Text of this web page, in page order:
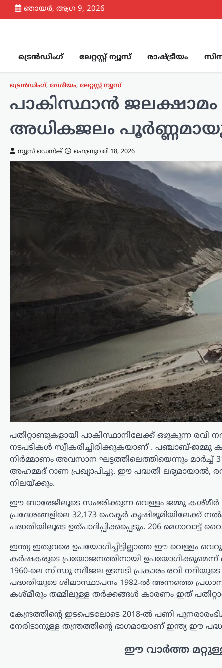
Skip
to
ഞായർ, ആഗ 9, 2026
ട്രെൻഡിംഗ് ലേറ്റസ്റ്റ് ന്യൂസ് രാഷ്ട്രീയം
ട്രെൻഡിംഗ്, ദേശീയം, ലേറ്റസ്റ്റ് ന്യൂസ്
പാകിസ്ഥാൻ ജലക്ഷാമം
അധികജലം
ന്യൂസ് ഡെസ്ക് ഫെബ്രുവരി 18, 2026
പതിറ്റാണ്ടുകളായി പാകിസ്ഥാനിലേക്ക് ഒഴുകുന്ന രവി
നടപടികൾ സ്വീകരിച്ചിരിക്കുകയാണ് . പഞ്ചാബ്-ജമ്മു
നിർമ്മാണം അവസാന ഘട്ടത്തിലെത്തിയെന്നും മാർച്ച്
അഹമ്മദ് റാണ പ്രഖ്യാപിച്ചു. ഈ പദ്ധതി ലഭ്യമായാൽ,
നിലയ്ക്കും.
ഈ ബാരേജിലൂടെ സംഭരിക്കുന്ന വെള്ളം ജമ്മു
പ്രദേശങ്ങളിലെ 32,173 ഹെക്ടർ
പദ്ധതിയിലൂടെ ഉത്പാദിപ്പിക്കപ്പെടും. 206 മെഗാവാട്ട്
ഇന്ത്യ ഇതുവരെ ഉപയോഗിച്ചിട്ടില്ലാത്ത ഈ വെള്ളം
കർഷകരുടെ പ്രയോജനത്തിനായി ഉപയോഗിക്കുമെന്ന്
1960-ലെ സിന്ധു നദീജല ഉടമ്പടി പ്രകാരം രവി
പദ്ധതിയുടെ ശിലാസ്ഥാപനം 1982-ൽ അന്നത്തെ
കശ്മീരും തമ്മിലുള്ള തർക്കങ്ങൾ കാരണം ഇത്
കേന്ദ്രത്തിന്റെ ഇടപെടലോടെ 2018-ൽ പണി
നേരിടാനുള്ള തന്ത്രത്തിന്റെ ഭാഗമായാണ് ഇന്ത്യ ഈ
ഈ വാർത്ത
കേരളം,വാർത്തകൾ
അർജുൻ
ആയങ്കിക്കായി ക്രൗഡ്
ഫണ്ടിങ്; 16,000 രൂപ
ലഭിച്ചതായി സഹോദരൻ
ന്യൂസ് ഡെസ്ക് ഓഗസ്റ്റ്‌ 9, 2026
അർജുൻ ആയങ്കിക്കുവേണ്ടി നടത്തിയ
ക്രൗഡ് ഫണ്ടിങ്ങിലൂടെ 16,000 രൂപ
ലഭിച്ചതായി സഹോദരൻ അജയ് ആയങ്കി
നിയമനടപടികൾക്കായാണ് ഈ തുക
ഉപയോഗിച്ചതെന്നും പണം ഒരു…
ട്രെൻഡിംഗ്, ദേശീയം,ലേറ്റസ്റ്റ് ന്യൂസ്
സ്വാതന്ത്ര്യസമരത്തിന്
പുതിയ ഊർജ്ജം
പകർന്നു: പ്രധാനമന്ത്രി
മോദി
ന്യൂസ് ഡെസ്ക് ഓഗസ്റ്റ്‌ 9, 2026
ചരിത്രപ്രസിദ്ധമായ ക്വിറ്റ് ഇന്ത്യാ
പ്രസ്ഥാനത്തിന്റെ വാർഷിക ദിനത്തിൽ
സ്വാതന്ത്ര്യസമര സേനാനികൾക്ക്
ആദരാഞ്ജലി അർപ്പിച്ച് പ്രധാനമന്ത്രി
സ്വാതന്ത്ര്യത്തിനായി പോരാടിയവരുടെ
ധൈര്യവും ത്യാഗവും വരും